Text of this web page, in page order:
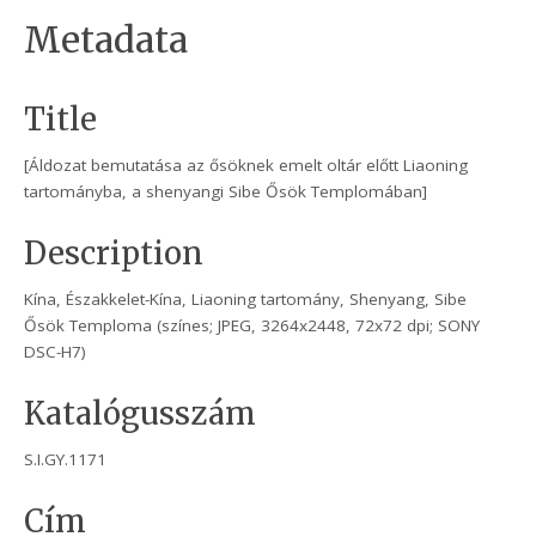
Metadata
Title
[Áldozat bemutatása az ősöknek emelt oltár előtt Liaoning
tartományba, a shenyangi Sibe Ősök Templomában]
Description
Kína, Északkelet-Kína, Liaoning tartomány, Shenyang, Sibe
Ősök Temploma (színes; JPEG, 3264x2448, 72x72 dpi; SONY
DSC-H7)
Katalógusszám
S.I.GY.1171
Cím